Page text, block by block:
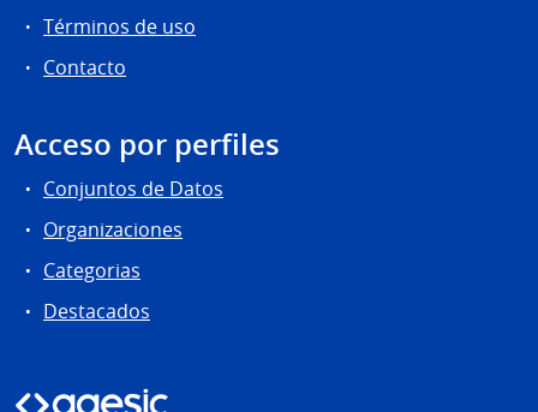
Términos de uso
Contacto
Acceso por perfiles
Conjuntos de Datos
Organizaciones
Categorias
Destacados